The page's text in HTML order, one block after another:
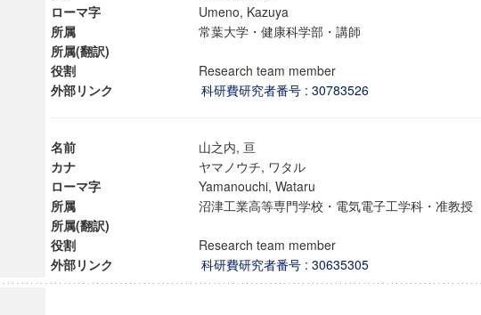
ローマ字
Umeno, Kazuya
所属
常葉大学・健康科学部・講師
所属(翻訳)
役割
Research team member
外部リンク
科研費研究者番号 : 30783526
名前
山之内, 亘
カナ
ヤマノウチ, ワタル
ローマ字
Yamanouchi, Wataru
所属
沼津工業高等専門学校・電気電子工学科・准教授
所属(翻訳)
役割
Research team member
外部リンク
科研費研究者番号 : 30635305